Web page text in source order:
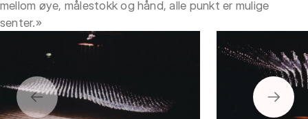
mellom øye, målestokk og hånd, alle punkt er mulige
senter.»